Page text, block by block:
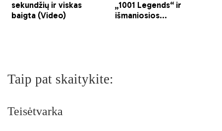
Taip pat skaitykite:
Teisėtvarka